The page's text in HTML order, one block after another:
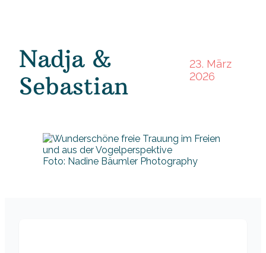
Nadja &
Sebastian
23. März
2026
Foto: Nadine Bäumler Photography